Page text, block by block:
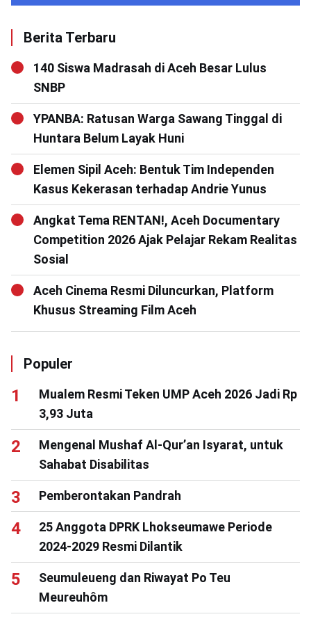
Berita Terbaru
140 Siswa Madrasah di Aceh Besar Lulus
SNBP
YPANBA: Ratusan Warga Sawang Tinggal di
Huntara Belum Layak Huni
Elemen Sipil Aceh: Bentuk Tim Independen
Kasus Kekerasan terhadap Andrie Yunus
Angkat Tema RENTAN!, Aceh Documentary
Competition 2026 Ajak Pelajar Rekam Realitas
Sosial
Aceh Cinema Resmi Diluncurkan, Platform
Khusus Streaming Film Aceh
Populer
Mualem Resmi Teken UMP Aceh 2026 Jadi Rp
3,93 Juta
Mengenal Mushaf Al-Qur’an Isyarat, untuk
Sahabat Disabilitas
Pemberontakan Pandrah
25 Anggota DPRK Lhokseumawe Periode
2024-2029 Resmi Dilantik
Seumuleueng dan Riwayat Po Teu
Meureuhôm